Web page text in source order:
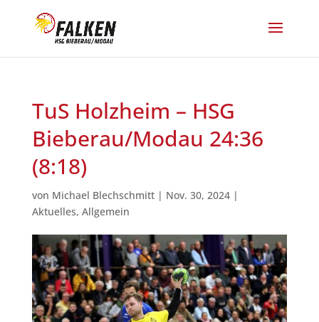
TuS Holzheim – HSG
Bieberau/Modau 24:36
(8:18)
von Michael Blechschmitt| Nov. 30, 2024|
Aktuelles, Allgemein